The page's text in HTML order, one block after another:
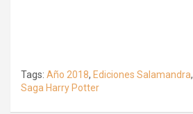
Tags: Año 2018, Ediciones Salamandra,
Saga Harry Potter